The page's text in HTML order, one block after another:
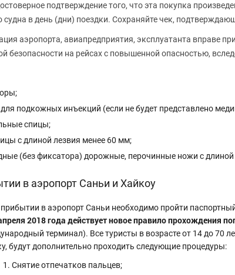
подтверждение того, что эта покупка
судна в день (дни) поездки. Сохраняйте чек,
аэропорта, авиапредприятия, эксплуатанта вправе
безопасности на рейсах с повышенной опасностью,
подкожных инъекций (если не будет представлено
спицы;
с длиной лезвия менее 60 мм;
(без фиксатора) дорожные, перочинные ножи с
в аэропорт Саньи и Хайкоу
в аэропорт Саньи необходимо пройти
2018 года действует новое правило прохождения
терминал). Все туристы в возрасте от 14 до 70
будут дополнительно проходить следующие процедуры:
Снятие отпечатков пальцев;